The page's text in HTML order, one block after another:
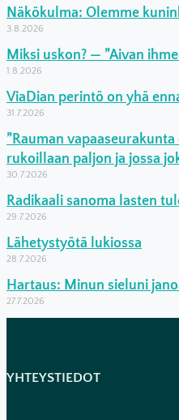
Näkökulma: Olemme
3.8.2026
Miksi uskon? — ”Aivan
1.8.2026
ViaDian perintö on yhä
31.7.2026
”Rauman
rukoillaan paljon ja jossa
30.7.2026
Radikaali sanoma lasten
29.7.2026
Lähetystyötä lukiossa
28.7.2026
Hartaus: Minun sieluni
27.7.2026
YHTEYSTIEDOT